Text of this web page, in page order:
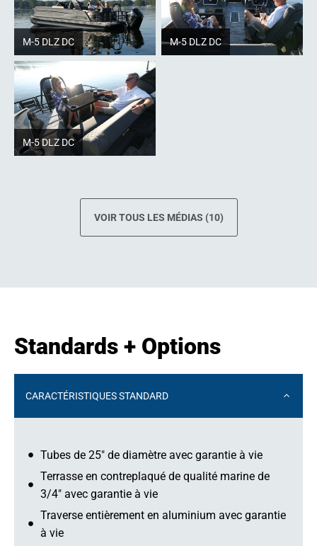
M-5 DLZ DC M-5 DLZ DC
M-5 DLZ DC
VOIR TOUS LES MÉDIAS (10)
Standards + Options
CARACTÉRISTIQUES STANDARD
Tubes de 25" de diamètre avec garantie à vie
Terrasse en contreplaqué de qualité marine de
3/4" avec garantie à vie
Traverse entièrement en aluminium avec garantie
à vie